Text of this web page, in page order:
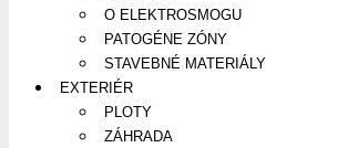
O ELEKTROSMOGU
PATOGÉNE ZÓNY
STAVEBNÉ MATERIÁLY
EXTERIÉR
PLOTY
ZÁHRADA